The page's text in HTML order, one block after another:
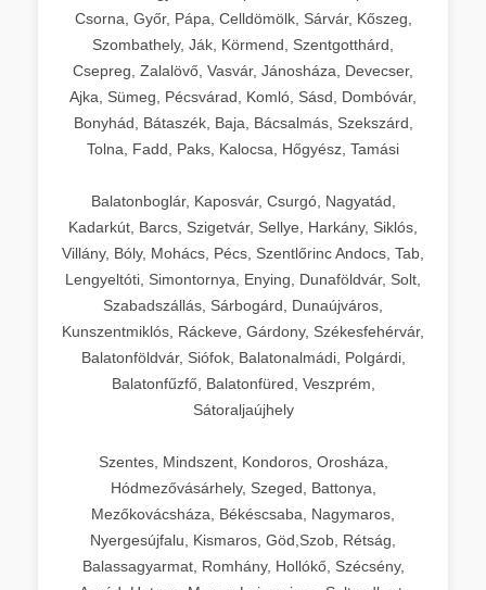
Csorna, Győr, Pápa, Celldömölk, Sárvár, Kőszeg,
Szombathely, Ják, Körmend, Szentgotthárd,
Csepreg, Zalalövő, Vasvár, Jánosháza, Devecser,
Ajka, Sümeg, Pécsvárad, Komló, Sásd, Dombóvár,
Bonyhád, Bátaszék, Baja, Bácsalmás, Szekszárd,
Tolna, Fadd, Paks, Kalocsa, Hőgyész, Tamási
Balatonboglár, Kaposvár, Csurgó, Nagyatád,
Kadarkút, Barcs, Szigetvár, Sellye, Harkány, Siklós,
Villány, Bóly, Mohács, Pécs, Szentlőrinc Andocs, Tab,
Lengyeltóti, Simontornya, Enying, Dunaföldvár, Solt,
Szabadszállás, Sárbogárd, Dunaújváros,
Kunszentmiklós, Ráckeve, Gárdony, Székesfehérvár,
Balatonföldvár, Siófok, Balatonalmádi, Polgárdi,
Balatonfűzfő, Balatonfüred, Veszprém,
Sátoraljaújhely
Szentes, Mindszent, Kondoros, Orosháza,
Hódmezővásárhely, Szeged, Battonya,
Mezőkovácsháza, Békéscsaba, Nagymaros,
Nyergesújfalu, Kismaros, Göd,Szob, Rétság,
Balassagyarmat, Romhány, Hollókő, Szécsény,